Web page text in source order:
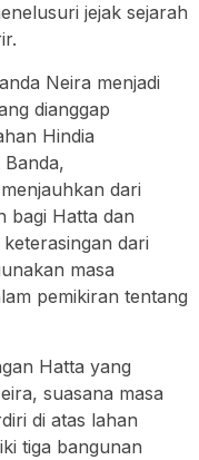
jejak sejarah
Neira menjadi
dianggap
Hindia
dari
bagi Hatta dan
dari
masa
pemikiran tentang
Hatta yang
suasana masa
di atas lahan
tiga bangunan